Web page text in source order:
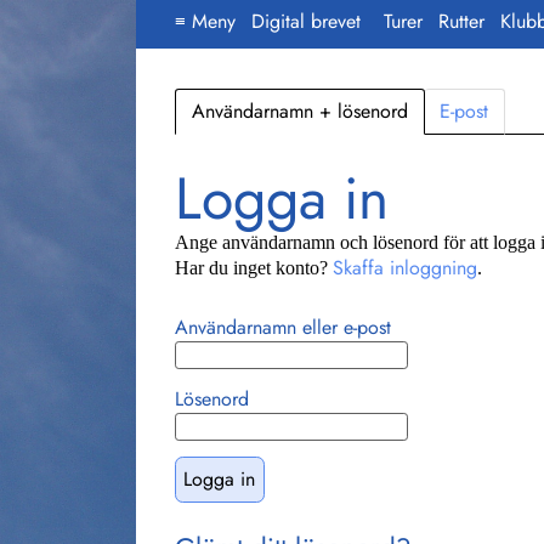
≡ Meny Digital brevet Turer Rutter
Användarnamn + lösenord E-post
Logga in
Ange användarnamn och lösenord för att logga
Har du inget konto? Skaffa inloggning.
Användarnamn eller e-post
Lösenord